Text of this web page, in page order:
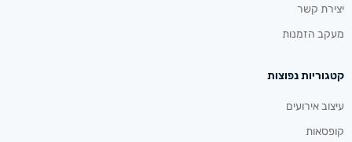
יצירת קשר
מעקב הזמנות
קטגוריות נפוצות
עיצוב אירועים
קופסאות